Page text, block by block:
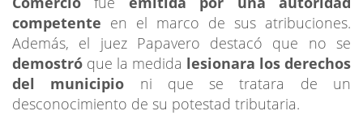
competente en el marco de sus atribuciones.
Además, el juez Papavero destacó que no se
demostró que la medida lesionara los derechos
del municipio ni que se tratara de un
desconocimiento de su potestad tributaria.